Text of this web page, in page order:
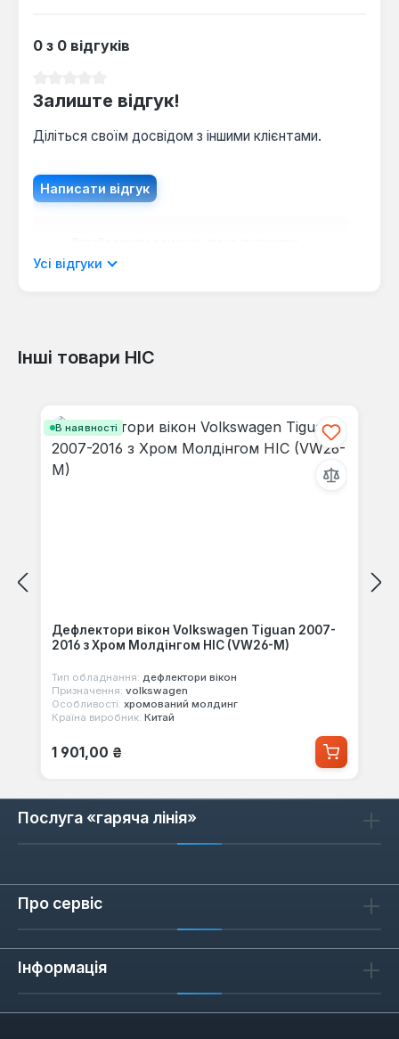
0 з 0 відгуків
Залиште відгук!
Діліться своїм досвідом з іншими клієнтами.
Написати відгук
мовою.
Відгуків не знайдено. Поділіться
Усі відгуки
Інші товари HIC
В наявності
Дефлектори вікон Volkswagen Tiguan 2007-
2016 з Хром Молдінгом HIC (VW26-M)
Тип обладнання: дефлектори вікон
Призначення: volkswagen
Особливості: хромований молдинг
Країна виробник: Китай
Звичайна ціна:
1 901,00 ₴
Послуга «гаряча лінія»
Про сервіс
Інформація